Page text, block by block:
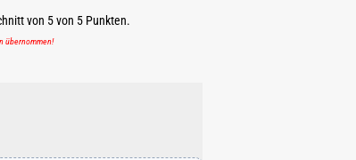
von 5von 5 Punkten.
übernommen!